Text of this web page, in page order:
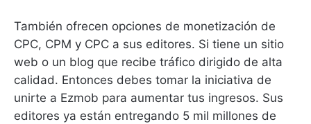
También ofrecen opciones de monetización de
CPC, CPM y CPC a sus editores. Si tiene un sitio
web o un blog que recibe tráfico dirigido de alta
calidad. Entonces debes tomar la iniciativa de
unirte a Ezmob para aumentar tus ingresos. Sus
editores ya están entregando 5 mil millones de